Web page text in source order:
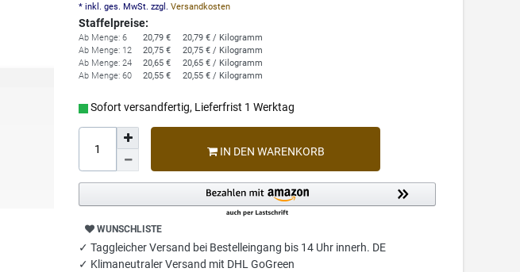
* inkl. ges. MwSt. zzgl. Versandkosten
Staffelpreise:
Ab Menge: 6 20,79 €
20,79 € / Kilogramm
Ab Menge: 12
20,75 €
20,75 € / Kilogramm
Ab Menge: 24
20,65 €
20,65 € / Kilogramm
Ab Menge: 60
20,55 € 20,55 € / Kilogramm
Sofort versandfertig, Lieferfrist 1 Werktag
IN DEN WARENKORB
WUNSCHLISTE
✓ Taggleicher Versand bei Bestelleingang bis 14 Uhr innerh. DE
✓ Klimaneutraler Versand mit DHL GoGreen